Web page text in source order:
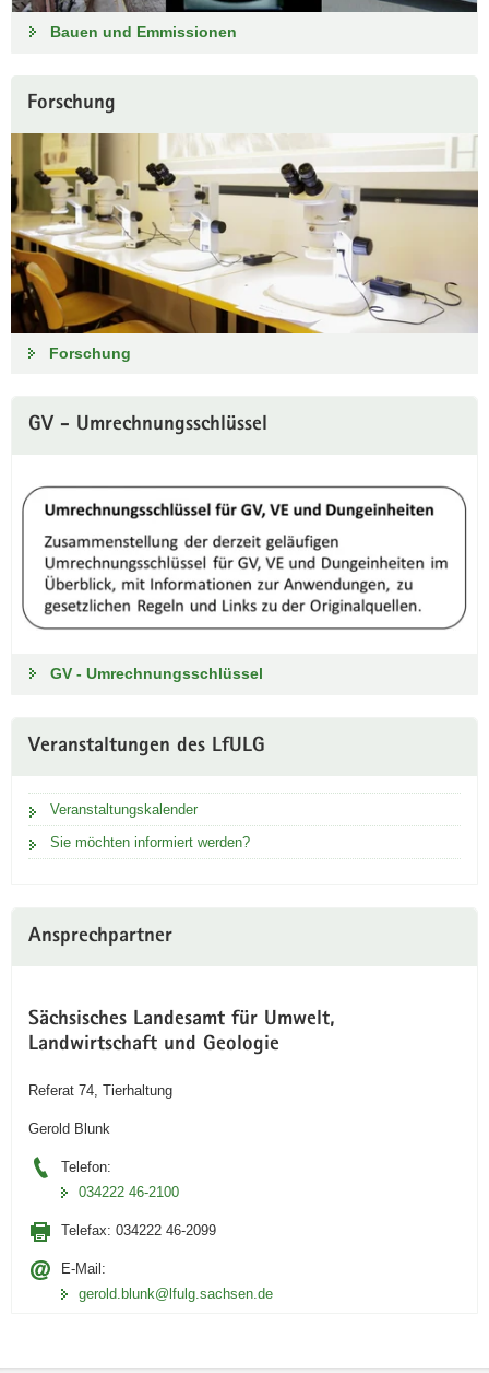
Bauen und Emmissionen
Forschung
Forschung
GV - Umrechnungsschlüssel
GV - Umrechnungsschlüssel
Veranstaltungen des LfULG
Veranstaltungskalender
Sie möchten informiert werden?
Ansprechpartner
Sächsisches Landesamt für Umwelt,
Landwirtschaft und Geologie
Referat 74, Tierhaltung
Gerold Blunk
Telefon:
034222 46-2100
Telefax: 034222 46-2099
E-Mail:
gerold.blunk@lfulg.sachsen.de